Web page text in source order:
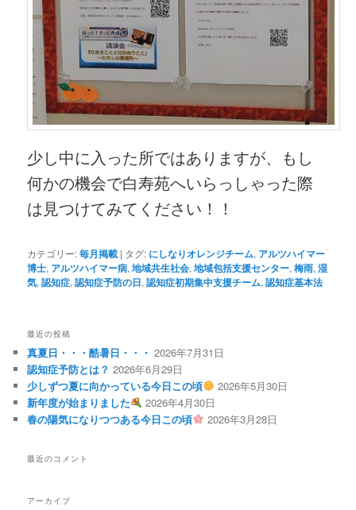
少し中に入った所ではありますが、もし
何かの機会で白寿苑へいらっしゃった際
は見つけてみてください！！
カテゴリー:毎月掲載 | タグ: にしなりオレンジチーム, アルツハイマー
博士, アルツハイマー病,地域共生社会,地域包括支援センター,梅雨,湿
気,認知症,認知症予防の日,認知症初期集中支援チーム,認知症基本法
最近の投稿
真夏日・・・酷暑日・・・ 2026年7月31日
認知症予防とは？ 2026年6月29日
少しずつ夏に向かっている今日この頃
2026年5月30日
新年度が始まりました
2026年4月30日
春の陽気になりつつある今日この頃
2026年3月28日
最近のコメント
アーカイブ